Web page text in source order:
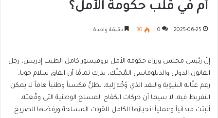
أم في قلب حكومة الأمل؟
2025-06-25
0
30 دقيقة واحدة
إنّ رئيس مجلس وزراء حكومة الأمل بروفيسور كامل الطيب إدريس، رجل
القانون الدولي والدبلوماسي المُحنّك، يدرك تمامًا أن اتفاق سلام جوبا،
رغم علّاته البنيوية والنقد الذي وُجِّه إليه، يظلُّ مكسباً وطنياً هاماً لا يمكن
التفريط فيه، لا سيما أن حركات الكفاح المسلح الوطنية التي وقّعته،
أثبتت ميدانياً وعملياً انحيازها الكامل للقوات المسلحة ورفضها الصريح